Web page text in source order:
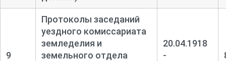
9
Протоколы заседаний
уездного комиссариата
земледелия и
земельного отдела
20.04.1918
-